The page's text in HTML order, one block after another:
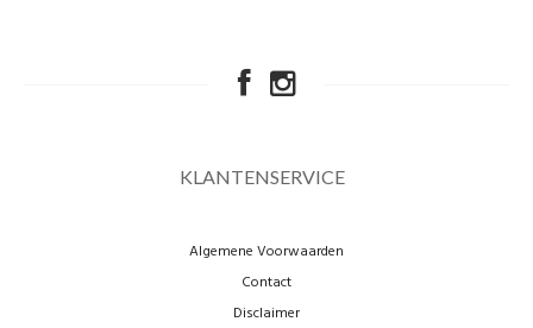
KLANTENSERVICE
Algemene Voorwaarden
Contact
Disclaimer